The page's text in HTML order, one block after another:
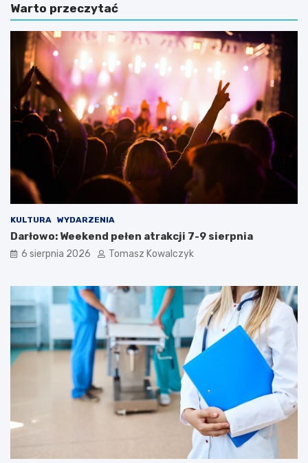
Warto przeczytać
KULTURA WYDARZENIA
Darłowo: Weekend pełen atrakcji 7-9 sierpnia
6 sierpnia 2026 Tomasz Kowalczyk